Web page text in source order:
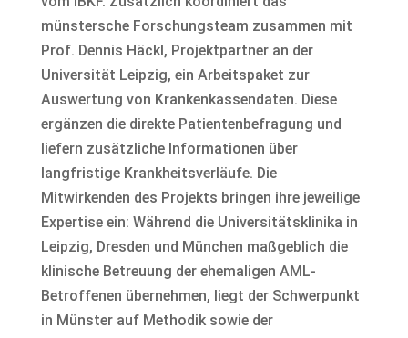
münstersche Forschungsteam zusammen mit
Prof. Dennis Häckl, Projektpartner an der
Universität Leipzig, ein Arbeitspaket zur
Auswertung von Krankenkassendaten. Diese
ergänzen die direkte Patientenbefragung und
liefern zusätzliche Informationen über
langfristige Krankheitsverläufe. Die
Mitwirkenden des Projekts bringen ihre jeweilige
Expertise ein: Während die Universitätsklinika in
Leipzig, Dresden und München maßgeblich die
klinische Betreuung der ehemaligen AML-
Betroffenen übernehmen, liegt der Schwerpunkt
in Münster auf Methodik sowie der